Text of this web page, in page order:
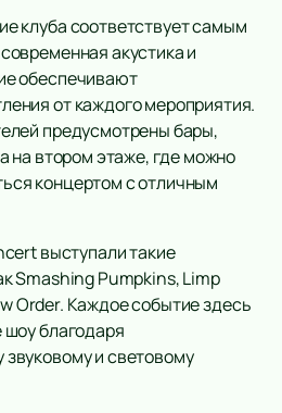
клуба соответствует самым
акустика и
обеспечивают
от каждого мероприятия.
предусмотрены бары,
на втором этаже, где можно
концертом с отличным
выступали такие
Smashing Pumpkins, Limp
Order. Каждое событие здесь
благодаря
и световому